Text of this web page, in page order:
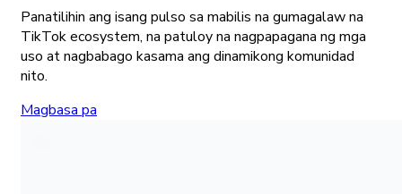
Panatilihin ang isang pulso sa mabilis na gumagalaw na
TikTok ecosystem, na patuloy na nagpapagana ng mga
uso at nagbabago kasama ang dinamikong komunidad
nito.
Magbasa pa